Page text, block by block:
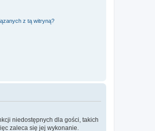
z tą witryną?
niedostępnych dla gości, takich
zaleca się jej wykonanie.